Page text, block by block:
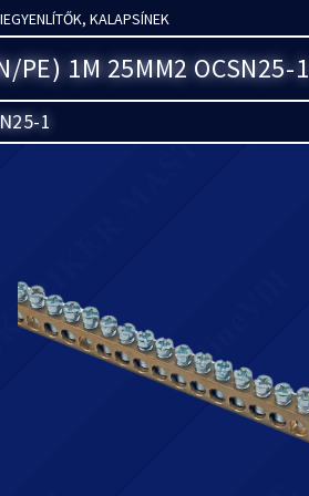
KALAPSÍNEK
PE) 1M 25MM2 OCSN25-1
1